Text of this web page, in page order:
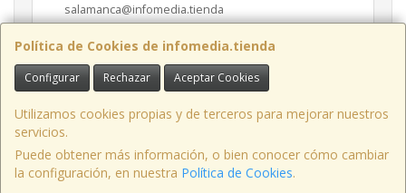
Política de Cookies de infomedia.tienda
Configurar Rechazar Aceptar Cookies
Utilizamos cookies propias y de terceros para mejorar nuestros
servicios.
Puede obtener más información, o bien conocer cómo cambiar
la configuración, en nuestra Política de Cookies.
salamanca@infomedia.tienda
Horario
11 a 14 y de 17 a 20
AVD. ITALIA , 24, LOCAL, 37006, SALAMANCA, España. - C.I.F.: B37557246 -
Tfno: 923-271244